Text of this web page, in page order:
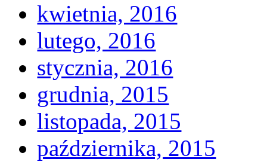
kwietnia, 2016
lutego, 2016
stycznia, 2016
grudnia, 2015
listopada, 2015
października, 2015